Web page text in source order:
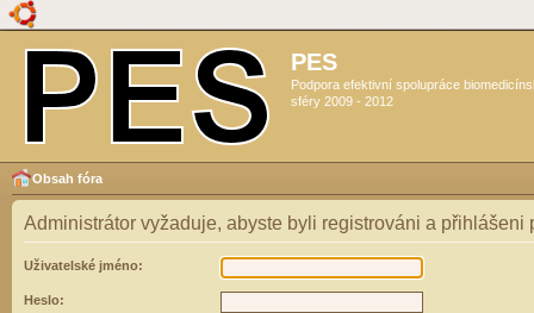
PES
Podpora efektivní spolupráce
sféry 2009 - 2012
Obsah fóra
Administrátor vyžaduje, abyste byli registrováni a přihlášeni
Uživatelské jméno:
Heslo: